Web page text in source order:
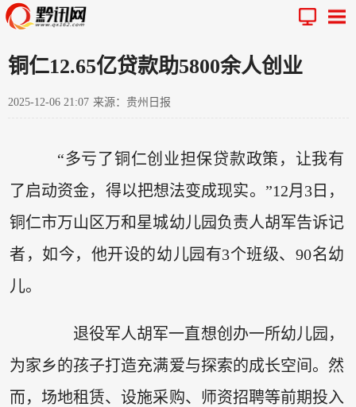
铜仁12.65亿贷款助5800余人创业
2025-12-06 21:07 来源：贵州日报
“多亏了铜仁创业担保贷款政策，让我有
了启动资金，得以把想法变成现实。”12月3日，
铜仁市万山区万和星城幼儿园负责人胡军告诉记
者，如今，他开设的幼儿园有3个班级、90名幼
儿。
退役军人胡军一直想创办一所幼儿园，
为家乡的孩子打造充满爱与探索的成长空间。然
而，场地租赁、设施采购、师资招聘等前期投入